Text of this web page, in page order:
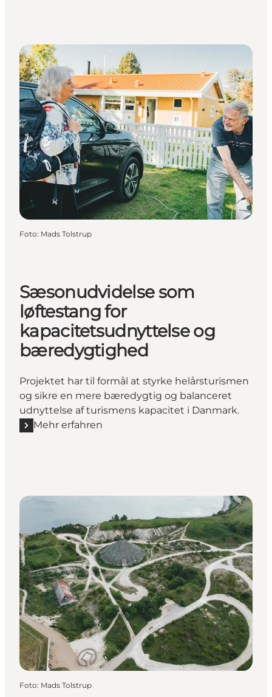
Foto: Mads Tolstrup
Sæsonudvidelse som
løftestang for
kapacitetsudnyttelse og
bæredygtighed
Projektet har til formål at styrke helårsturismen
og sikre en mere bæredygtig og balanceret
udnyttelse af turismens kapacitet i Danmark.
Mehr erfahren
Mehr erfahren "Sæsonudvidelse som løftestang
Foto: Mads Tolstrup